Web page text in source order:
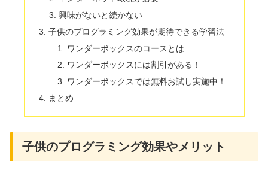
興味がないと続かない
子供のプログラミング効果が期待できる学習法
ワンダーボックスのコースとは
ワンダーボックスには割引がある！
ワンダーボックスでは無料お試し実施中！
まとめ
子供のプログラミング効果やメリット